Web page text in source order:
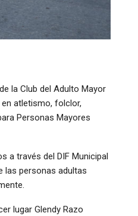
la Club del Adulto Mayor
atletismo, folclor,
Personas Mayores
a través del DIF Municipal
las personas adultas
lugar Glendy Razo